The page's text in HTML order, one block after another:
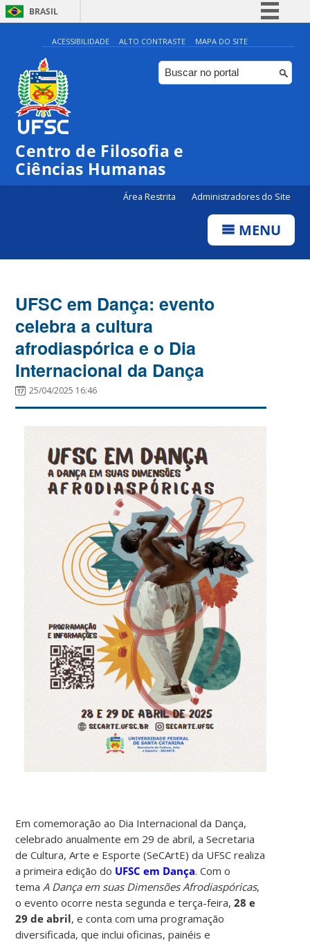
BRASIL
Simplifique!
Comunica BR
Participe
ACESSIBILIDADE ALTO CONTRASTE MAPA DO SITE
Centro de Filosofia e
Ciências Humanas
Área Restrita Administradores do Site
MENU
UFSC em Dança: evento
celebra a cultura
afrodiaspórica e o Dia
Internacional da Dança
25/04/2025 16:46
Em comemoração ao Dia Internacional da Dança,
celebrado anualmente em 29 de abril, a Secretaria
de Cultura, Arte e Esporte (SeCArtE) da UFSC realiza
a primeira edição do UFSC em Dança. Com o
tema A Dança em suas Dimensões Afrodiaspóricas,
o evento ocorre nesta segunda e terça-feira,28 e
29 de abril, e conta com uma programação
diversificada, que inclui oficinas, painéis e